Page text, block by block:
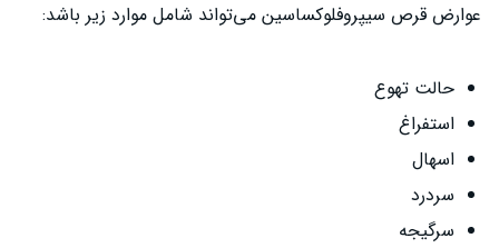
عوارض قرص سیپروفلوکساسین می‌تواند شامل موارد زیر باشد:
حالت تهوع
استفراغ
اسهال
سردرد
سرگیجه